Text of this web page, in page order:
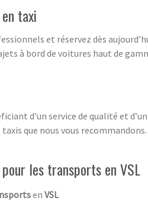
taxi
et réservez dès
à bord de voitures haut de
d’un service de qualité et
taxis que nous vous
les transports en VSL
en VSL